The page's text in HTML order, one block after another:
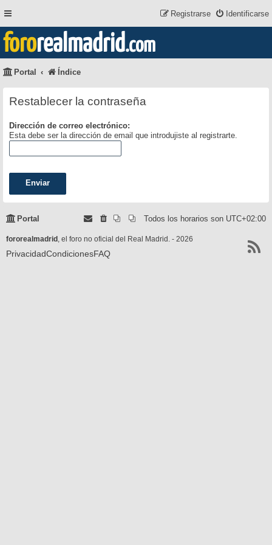
Identificarse
Registrarse
fororealmadrid.com
Portal Índice
Restablecer la contraseña
Dirección de correo electrónico:
Esta debe ser la dirección de email que introdujiste al registrarte.
Portal Todos los horarios son UTC+02:00
fororealmadrid , el foro no oficial del Real Madrid. - 2026
PrivacidadCondicionesFAQ